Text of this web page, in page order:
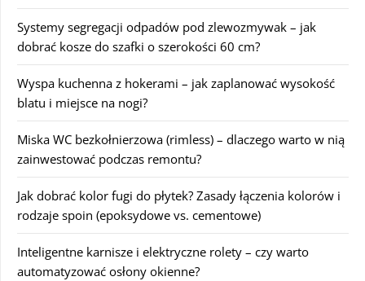
Systemy segregacji odpadów pod zlewozmywak – jak
dobrać kosze do szafki o szerokości 60 cm?
Wyspa kuchenna z hokerami – jak zaplanować wysokość
blatu i miejsce na nogi?
Miska WC bezkołnierzowa (rimless) – dlaczego warto w nią
zainwestować podczas remontu?
Jak dobrać kolor fugi do płytek? Zasady łączenia kolorów i
rodzaje spoin (epoksydowe vs. cementowe)
Inteligentne karnisze i elektryczne rolety – czy warto
automatyzować osłony okienne?